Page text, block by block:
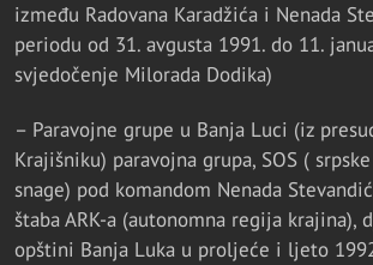
između Radovana Karadžića i Nenada
periodu od 31. avgusta 1991. do 11.
svjedočenje Milorada Dodika)
– Paravojne grupe u Banja Luci (iz
Krajišniku) paravojna grupa, SOS (
snage) pod komandom Nenada
štaba ARK-a (autonomna regija krajina),
opštini Banja Luka u proljeće i ljeto